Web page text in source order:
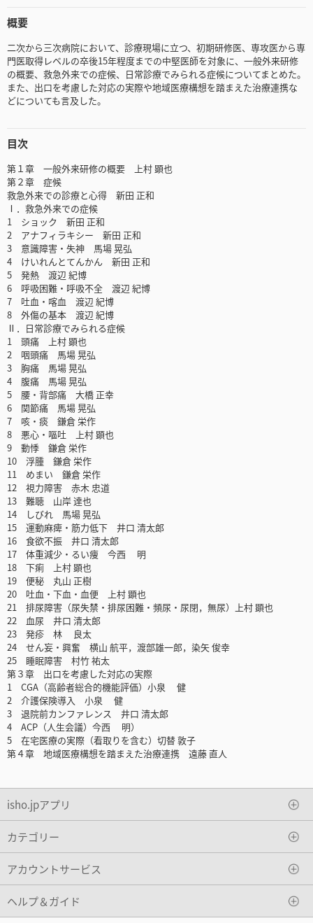
概要
二次から三次病院において、診療現場に立つ、初期研修医、専攻医から専
門医取得レベルの卒後15年程度までの中堅医師を対象に、一般外来研修
の概要、救急外来での症候、日常診療でみられる症候についてまとめた。
また、出口を考慮した対応の実際や地域医療構想を踏まえた治療連携な
どについても言及した。
目次
第１章 一般外来研修の概要 上村 顕也
第２章 症候
救急外来での診療と心得 新田 正和
Ⅰ．救急外来での症候
1 ショック 新田 正和
2 アナフィラキシー 新田 正和
3 意識障害・失神 馬場 晃弘
4 けいれんとてんかん 新田 正和
5 発熱 渡辺 紀博
6 呼吸困難・呼吸不全 渡辺 紀博
7 吐血・喀血 渡辺 紀博
8 外傷の基本 渡辺 紀博
Ⅱ．日常診療でみられる症候
1 頭痛 上村 顕也
2 咽頭痛 馬場 晃弘
3 胸痛 馬場 晃弘
4 腹痛 馬場 晃弘
5 腰・背部痛 大橋 正幸
6 関節痛 馬場 晃弘
7 咳・痰 鎌倉 栄作
8 悪心・嘔吐 上村 顕也
9 動悸 鎌倉 栄作
10 浮腫 鎌倉 栄作
11 めまい 鎌倉 栄作
12 視力障害 赤木 忠道
13 難聴 山岸 達也
14 しびれ 馬場 晃弘
15 運動麻痺・筋力低下 井口 清太郎
16 食欲不振 井口 清太郎
17 体重減少・るい痩 今西 明
18 下痢 上村 顕也
19 便秘 丸山 正樹
20 吐血・下血・血便 上村 顕也
21 排尿障害（尿失禁・排尿困難・頻尿・尿閉，無尿）上村 顕也
22 血尿 井口 清太郎
23 発疹 林 良太
24 せん妄・興奮 横山 航平，渡部雄一郎，染矢 俊幸
25 睡眠障害 村竹 祐太
第３章 出口を考慮した対応の実際
1 CGA（高齢者総合的機能評価）小泉 健
2 介護保険導入 小泉 健
3 退院前カンファレンス 井口 清太郎
4 ACP（人生会議）今西 明）
5 在宅医療の実際（看取りを含む）切替 敦子
第４章 地域医療構想を踏まえた治療連携 遠藤 直人
isho.jpアプリ
カテゴリー
アカウントサービス
ヘルプ＆ガイド